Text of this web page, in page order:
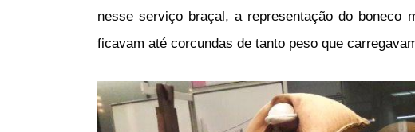
nesse serviço braçal, a representação do boneco
ficavam até corcundas de tanto peso que